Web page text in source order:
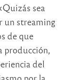
sea
un streaming
de que
producción,
del